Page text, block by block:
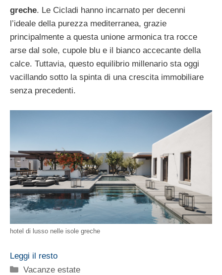
greche. Le Cicladi hanno incarnato per decenni
l’ideale della purezza mediterranea, grazie
principalmente a questa unione armonica tra rocce
arse dal sole, cupole blu e il bianco accecante della
calce. Tuttavia, questo equilibrio millenario sta oggi
vacillando sotto la spinta di una crescita immobiliare
senza precedenti.
hotel di lusso nelle isole greche
Leggi il resto
Categorie
Vacanze estate